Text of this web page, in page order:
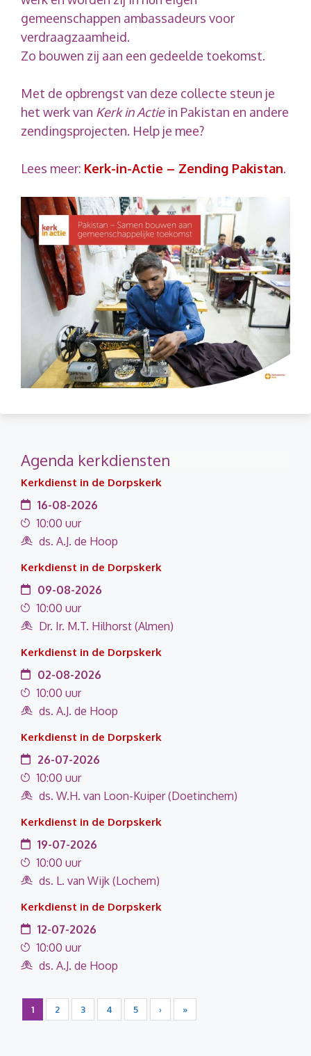
gemeenschappen ambassadeurs voor
verdraagzaamheid.
Zo bouwen zij aan een gedeelde toekomst.
Met de opbrengst van deze collecte steun je
het werk van Kerk in Actiein Pakistan en andere
zendingsprojecten. Help je mee?
Lees meer: Kerk-in-Actie – Zending Pakistan.
Agenda kerkdiensten
Kerkdienst in de Dorpskerk
16-08-2026
10:00 uur
ds. A.J. de Hoop
Kerkdienst in de Dorpskerk
09-08-2026
10:00 uur
Dr. Ir. M.T. Hilhorst (Almen)
Kerkdienst in de Dorpskerk
02-08-2026
10:00 uur
ds. A.J. de Hoop
Kerkdienst in de Dorpskerk
26-07-2026
10:00 uur
ds. W.H. van Loon-Kuiper (Doetinchem)
Kerkdienst in de Dorpskerk
19-07-2026
10:00 uur
ds. L. van Wijk (Lochem)
Kerkdienst in de Dorpskerk
12-07-2026
10:00 uur
ds. A.J. de Hoop
1 2 3 4 5 › »